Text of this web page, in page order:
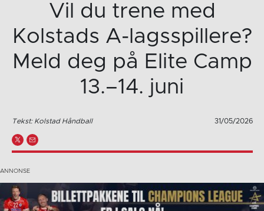
Vil du trene med
Kolstads A-lagsspillere?
Meld deg på Elite Camp
13.–14. juni
Tekst: Kolstad Håndball 31/05/2026